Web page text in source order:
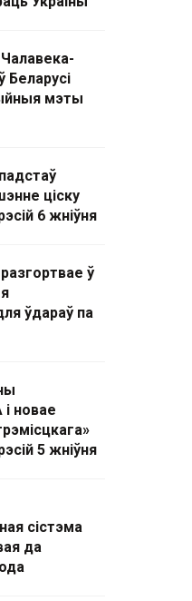
Беларусі
мэты
ціску
6 жніўня
ў
ўдараў па
новае
5 жніўня
сістэма
да